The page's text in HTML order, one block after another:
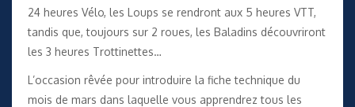
24 heures Vélo, les Loups se rendront aux 5 heures VTT,
tandis que, toujours sur 2 roues, les Baladins découvriront
les 3 heures Trottinettes…
L’occasion rêvée pour introduire la fiche technique du
mois de mars dans laquelle vous apprendrez tous les